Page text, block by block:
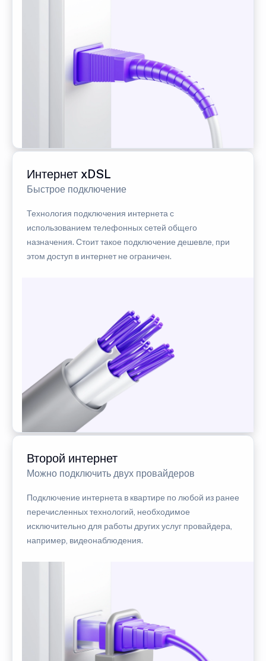
Интернет xDSL
Быстрое подключение
Технология подключения интернета с
использованием телефонных сетей общего
назначения. Стоит такое подключение дешевле, при
этом доступ в интернет не ограничен.
Второй интернет
Можно подключить двух провайдеров
Подключение интернета в квартире по любой из ранее
перечисленных технологий, необходимое
исключительно для работы других услуг провайдера,
например, видеонаблюдения.